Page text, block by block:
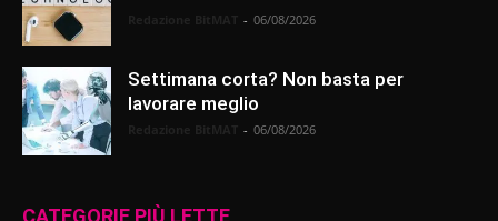
- 06/08/2026
Settimana corta? Non basta per
lavorare meglio
- 06/08/2026
CATEGORIE PIÙ LETTE